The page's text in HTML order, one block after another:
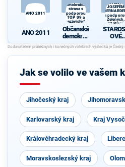
ANO 2011
ANO 2011
demokratická
strana s
podporou
TOP 09 a
nezávislých
starostů
Občanská
demokrati
cká strana
s podporou
TOP 09 a
h starostů
(STAN) s
JOSEFEM
a
Zelených,
PRO Plzeň a
Idealistů
OVÉ
(STAN) s
a
Jak se volilo ve vašem
Jihočeský kraj
Karlovarský kraj Kraj
Královéhradecký kraj
Moravskoslezský kraj